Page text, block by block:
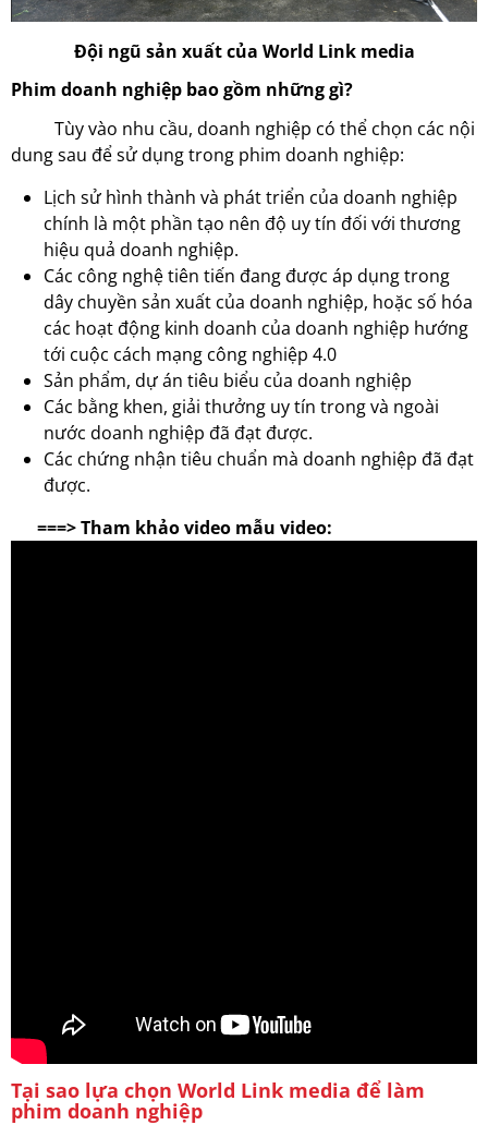
Đội ngũ sản xuất của World Link media
Phim doanh nghiệp bao gồm những gì?
Tùy vào nhu cầu, doanh nghiệp có thể chọn các nội
dung sau để sử dụng trong phim doanh nghiệp:
Lịch sử hình thành và phát triển của doanh nghiệp
chính là một phần tạo nên độ uy tín đối với thương
hiệu quả doanh nghiệp.
Các công nghệ tiên tiến đang được áp dụng trong
dây chuyền sản xuất của doanh nghiệp, hoặc số hóa
các hoạt động kinh doanh của doanh nghiệp hướng
tới cuộc cách mạng công nghiệp 4.0
Sản phẩm, dự án tiêu biểu của doanh nghiệp
Các bằng khen, giải thưởng uy tín trong và ngoài
nước doanh nghiệp đã đạt được.
Các chứng nhận tiêu chuẩn mà doanh nghiệp đã đạt
được.
===> Tham khảo video mẫu video:
Tại sao lựa chọn World Link media để làm
phim doanh nghiệp